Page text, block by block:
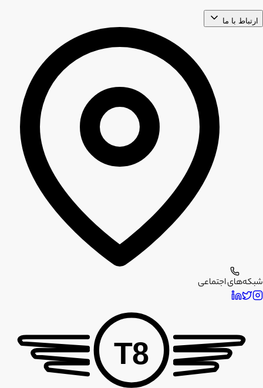
ارتباط با ما
شبکه‌های اجتماعی
T8